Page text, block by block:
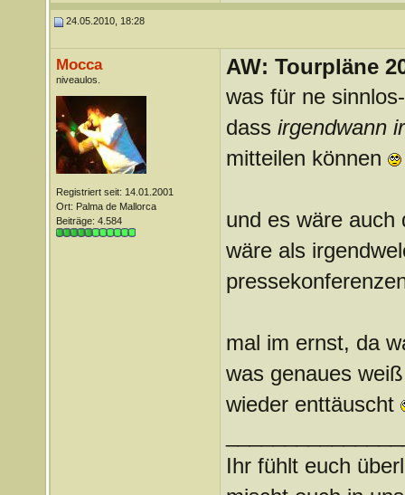
24.05.2010, 18:28
Mocca
niveaulos.
Registriert seit: 14.01.2001
Ort: Palma de Mallorca
Beiträge: 4.584
AW: Tourpläne
was für ne
dass irgendwann
mitteilen können
und es wäre auch
wäre als
mal im ernst, da
was genaues
wieder enttäuscht
Ihr fühlt euch